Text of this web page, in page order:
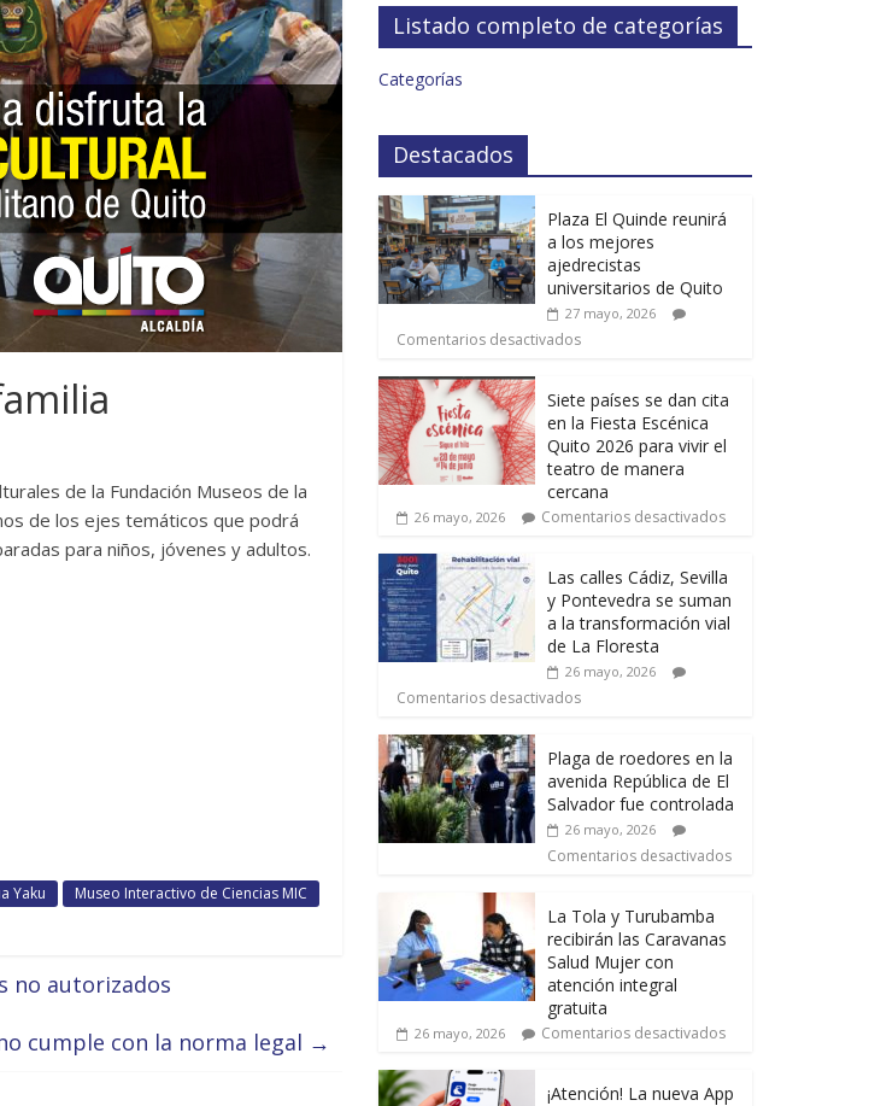
de la Fundación Museos de la
de los ejes temáticos que podrá
para niños, jóvenes y adultos.
Yaku
Museo Interactivo de Ciencias MIC
no autorizados
cumple con la norma legal →
Listado completo de categorías
Categorías
Destacados
Plaza El Quinde reunirá
a los mejores
ajedrecistas
universitarios de Quito
27 mayo, 2026
Comentarios desactivados
Siete países se dan cita
en la Fiesta Escénica
Quito 2026 para vivir el
teatro de manera
cercana
26 mayo, 2026 Comentarios desactivados
Las calles Cádiz, Sevilla
y Pontevedra se suman
a la transformación vial
de La Floresta
26 mayo, 2026
Comentarios desactivados
Plaga de roedores en la
avenida República de El
Salvador fue controlada
26 mayo, 2026
Comentarios desactivados
La Tola y Turubamba
recibirán las Caravanas
Salud Mujer con
atención integral
gratuita
26 mayo, 2026 Comentarios desactivados
¡Atención! La nueva App